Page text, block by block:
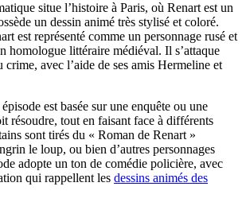
situe l’histoire à Paris, où Renart est un
un dessin animé très stylisé et coloré.
est représenté comme un personnage rusé et
homologue littéraire médiéval. Il s’attaque
crime, avec l’aide de ses amis Hermeline et
est basée sur une enquête ou une
résoudre, tout en faisant face à différents
sont tirés du « Roman de Renart »
le loup, ou bien d’autres personnages
adopte un ton de comédie policière, avec
qui rappellent les dessins animés des